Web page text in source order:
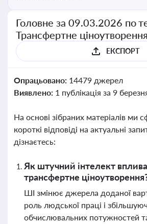
Головне за 09.03.2026 по
Трансфертне ціноутворення
ЕКСПОРТ
Опрацьовано: 14479 джерел
Виявлено: 1 публікація за 9
На основі зібраних матеріалів ми
короткі відповіді на актуальні
дізнаєтесь:
Як штучний інтелект
трансфертне
ШІ змінює джерела доданої
роль людської праці і
обчислювальних потужностей